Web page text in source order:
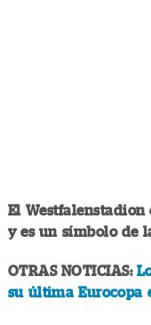
El Westfalenstadion
y es un símbolo de
OTRAS NOTICIAS:
su última Eurocopa